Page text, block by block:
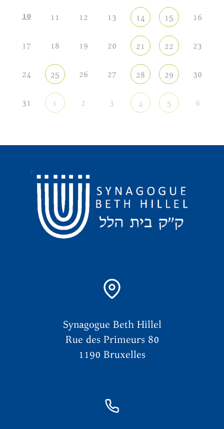
10 11 12 13 14 15 16
17 18 19 20 21 22 23
24 25 26 27 28 29 30
31 1 2 3 4 5 6
Synagogue Beth Hillel
Rue des Primeurs 80
1190 Bruxelles